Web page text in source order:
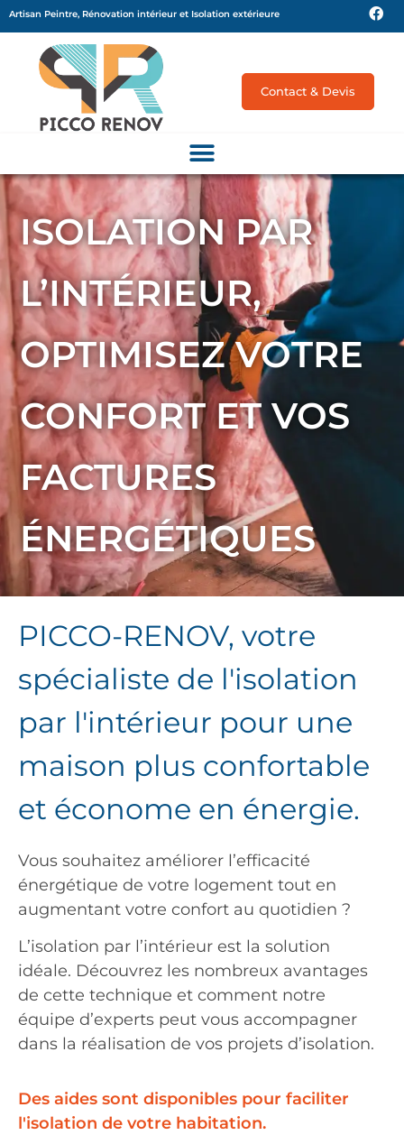
Artisan Peintre, Rénovation intérieur et Isolation extérieure
Contact & Devis
ISOLATION PAR
L’INTÉRIEUR,
OPTIMISEZ VOTRE
CONFORT ET VOS
FACTURES
ÉNERGÉTIQUES
PICCO-RENOV, votre
spécialiste de l'isolation
par l'intérieur pour une
maison plus confortable
et économe en énergie.
Vous souhaitez améliorer l’efficacité
énergétique de votre logement tout en
augmentant votre confort au quotidien ?
L’isolation par l’intérieur est la solution
idéale. Découvrez les nombreux avantages
de cette technique et comment notre
équipe d’experts peut vous accompagner
dans la réalisation de vos projets d’isolation.
Des aides sont disponibles pour faciliter
l'isolation de votre habitation.